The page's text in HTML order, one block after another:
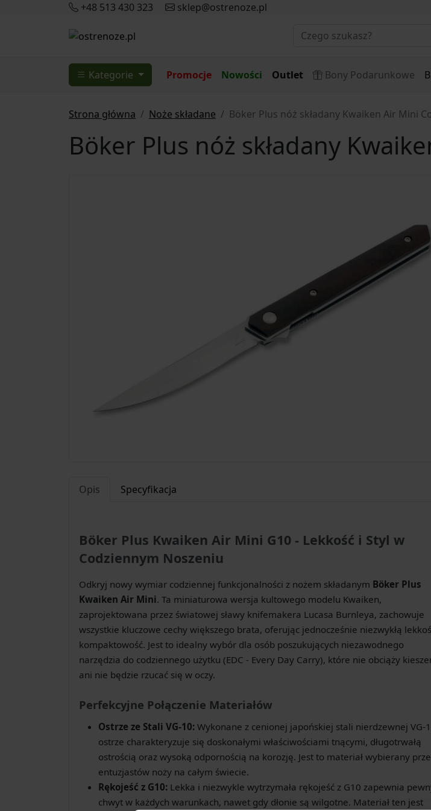
+48 513 430 323 sklep@ostrenoze.pl
Kategorie Promocje Nowości Outlet Bony Podarunkowe
Strona główna Noże składane Böker Plus nóż składany Kwaiken Air Mini
Böker Plus nóż składany
Opis Specyfikacja
Böker Plus Kwaiken Air Mini G10 - Lekkość i Styl w
Codziennym Noszeniu
Odkryj nowy wymiar codziennej funkcjonalności z nożem składanym Böker Plus
Kwaiken Air Mini. Ta miniaturowa wersja kultowego modelu Kwaiken,
zaprojektowana przez światowej sławy knifemakera Lucasa Burnleya, zachowuje
wszystkie kluczowe cechy większego brata, oferując jednocześnie niezwykłą
kompaktowość. Jest to idealny wybór dla osób poszukujących niezawodnego
narzędzia do codziennego użytku (EDC - Every Day Carry), które nie obciąży
ani nie będzie rzucać się w oczy.
Perfekcyjne Połączenie Materiałów
Ostrze ze Stali VG-10: Wykonane z cenionej japońskiej stali nierdzewnej VG-
ostrze charakteryzuje się doskonałymi właściwościami tnącymi, długotrwałą
ostrością oraz wysoką odpornością na korozję. Jest to materiał wybierany
entuzjastów noży na całym świecie.
Rękojeść z G10: Lekka i niezwykle wytrzymała rękojeść z G10 zapewnia
chwyt w każdych warunkach, nawet gdy dłonie są wilgotne. Materiał ten jest